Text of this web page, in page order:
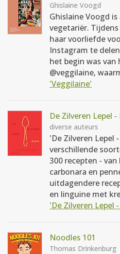
Ghislaine Voogd
Ghislaine Voogd
vegetariër.
haar voorliefde
Instagram te
het begin was van
@veggilaine,
'Veggilaine'
De Zilveren Lepel -
diverse auteurs
'De Zilveren Lepel
verschillende
300 recepten -
carbonara en
uitdagendere
en linguine met
'De Zilveren Lepel
Noodles 101
Thomas Drinkenburg